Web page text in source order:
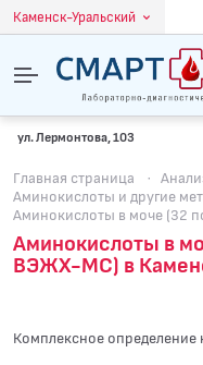
Каменск-Уральский
ул. Лермонтова, 103
Главная страница ·
Аминокислоты и другие
Аминокислоты в моче (32
Аминокислоты в
ВЭЖХ-МС) в
Комплексное